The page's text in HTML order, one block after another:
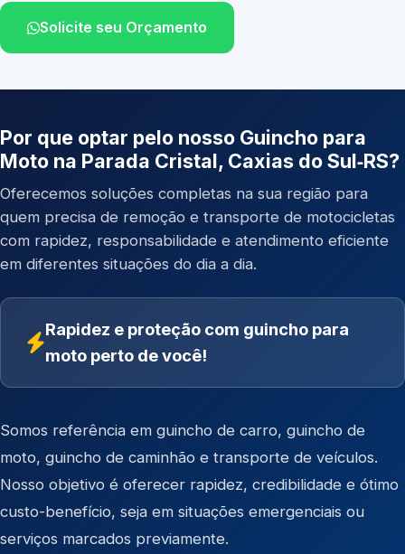
Solicite seu Orçamento
Por que optar pelo nosso Guincho para
Moto na Parada Cristal, Caxias do Sul‑RS?
Oferecemos soluções completas na sua região para
quem precisa de remoção e transporte de motocicletas
com rapidez, responsabilidade e atendimento eficiente
em diferentes situações do dia a dia.
Rapidez e proteção com guincho para
moto perto de você!
Somos referência em guincho de carro, guincho de
moto, guincho de caminhão e transporte de veículos.
Nosso objetivo é oferecer rapidez, credibilidade e ótimo
custo-benefício, seja em situações emergenciais ou
serviços marcados previamente.